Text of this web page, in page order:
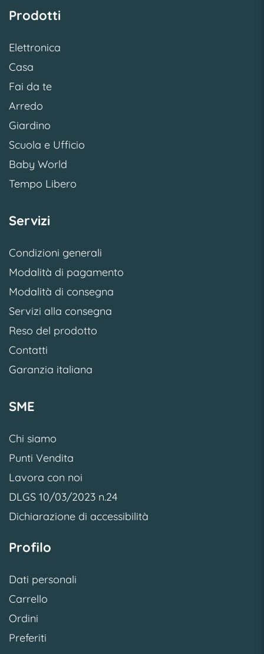
Prodotti
Elettronica
Casa
Fai da te
Arredo
Giardino
Scuola e Ufficio
Baby World
Tempo Libero
Servizi
Condizioni generali
Modalità di pagamento
Modalità di consegna
Servizi alla consegna
Reso del prodotto
Contatti
Garanzia italiana
SME
Chi siamo
Punti Vendita
Lavora con noi
DLGS 10/03/2023 n.24
Dichiarazione di accessibilità
Profilo
Dati personali
Carrello
Ordini
Preferiti